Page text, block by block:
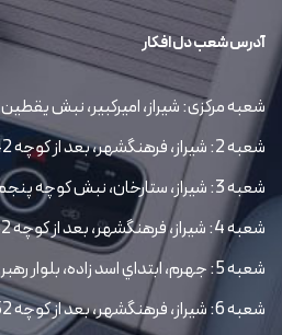
آدرس شعب دل افکار
شعبه مرکزی: شیراز، امیرکبیر، نبش یقطین
شعبه 2: شیراز، فرهنگشهر، بعد از کوچه 42
شعبه 3: شیراز، ستارخان، نبش کوچه پنجم
شعبه 4: شیراز، فرهنگشهر، بعد از کوچه 52
شعبه 5: جهرم، ابتداي اسد زاده، بلوار رهبري
شعبه 6: شیراز، فرهنگشهر، بعد از کوچه 52